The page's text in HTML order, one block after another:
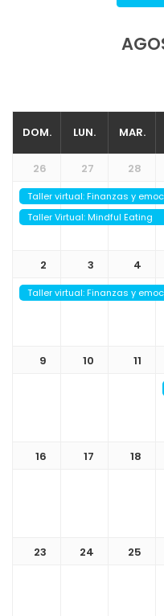
DOM. LUN. MAR.
26 27 28
Taller virtual: Finanzas y
Taller Virtual: Mindful Eating
2 3 4
Taller virtual: Finanzas y
9 10 11
16 17 18
23 24 25